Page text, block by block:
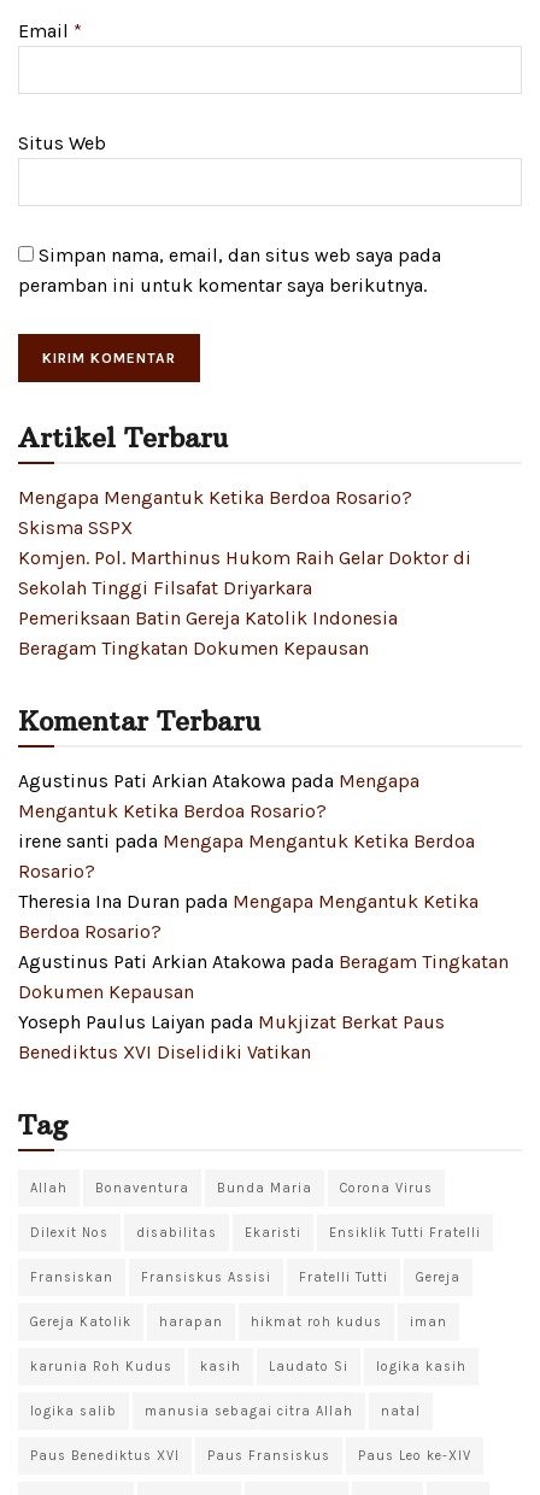
Email *
Situs Web
Simpan nama, email, dan situs web saya pada
peramban ini untuk komentar saya berikutnya.
Artikel Terbaru
Mengapa Mengantuk Ketika Berdoa Rosario?
Skisma SSPX
Komjen. Pol. Marthinus Hukom Raih Gelar Doktor di
Sekolah Tinggi Filsafat Driyarkara
Pemeriksaan Batin Gereja Katolik Indonesia
Beragam Tingkatan Dokumen Kepausan
Komentar Terbaru
Agustinus Pati Arkian Atakowa pada Mengapa
Mengantuk Ketika Berdoa Rosario?
irene santi pada Mengapa Mengantuk Ketika Berdoa
Rosario?
Theresia Ina Duran pada Mengapa Mengantuk Ketika
Berdoa Rosario?
Agustinus Pati Arkian Atakowa pada Beragam Tingkatan
Dokumen Kepausan
Yoseph Paulus Laiyan pada Mukjizat Berkat Paus
Benediktus XVI Diselidiki Vatikan
Tag
Allah Bonaventura Bunda Maria Corona Virus
Dilexit Nos disabilitas Ekaristi Ensiklik Tutti Fratelli
Fransiskan Fransiskus Assisi Fratelli Tutti Gereja
Gereja Katolik harapan hikmat roh kudus iman
karunia Roh Kudus kasih Laudato Si logika kasih
logika salib manusia sebagai citra Allah natal
Paus Benediktus XVI Paus Fransiskus Paus Leo ke-XIV